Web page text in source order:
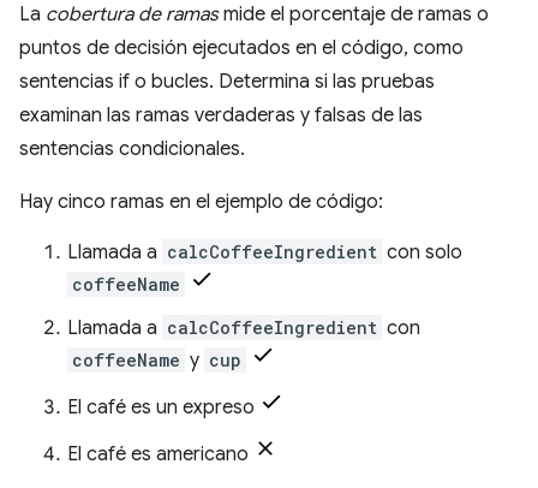
La cobertura de ramasmide el porcentaje de ramas o
puntos de decisión ejecutados en el código, como
sentencias if o bucles. Determina si las pruebas
examinan las ramas verdaderas y falsas de las
sentencias condicionales.
Hay cinco ramas en el ejemplo de código:
Llamada a calcCoffeeIngredient con solo
coffeeName
Llamada a calcCoffeeIngredient con
coffeeName y cup
El café es un expreso
El café es americano